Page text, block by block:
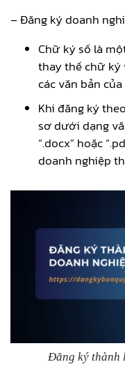
– Đăng ký doanh
Chữ ký số là
thay thế chữ ký
các văn bản
Khi đăng ký
sơ dưới dạng
“.docx” hoặc
doanh nghiệp
Đăng ký thành